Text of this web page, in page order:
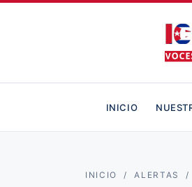
INICIO
INICIO /ALERTAS /